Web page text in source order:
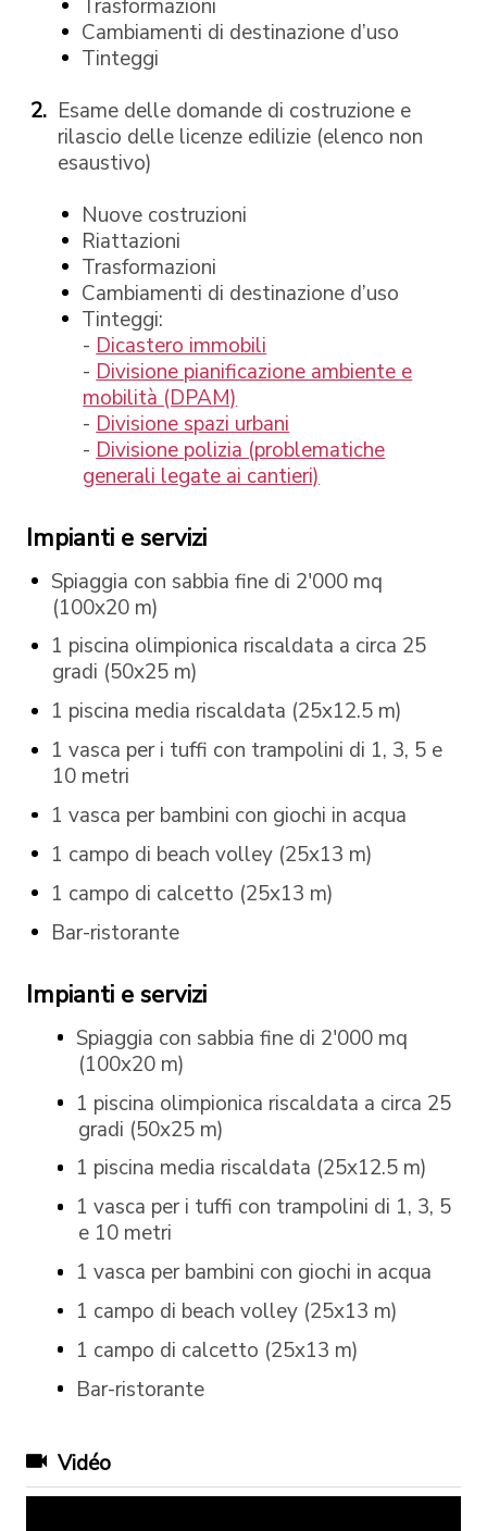
Trasformazioni
Cambiamenti di destinazione d’uso
Tinteggi
Esame delle domande di costruzione e
rilascio delle licenze edilizie (elenco non
esaustivo)
Nuove costruzioni
Riattazioni
Trasformazioni
Cambiamenti di destinazione d’uso
Tinteggi:
- Dicastero immobili
- Divisione pianificazione ambiente e
mobilità (DPAM)
- Divisione spazi urbani
- Divisione polizia (problematiche
generali legate ai cantieri)
Impianti e servizi
Spiaggia con sabbia fine di 2'000 mq
(100x20 m)
1 piscina olimpionica riscaldata a circa 25
gradi (50x25 m)
1 piscina media riscaldata (25x12.5 m)
1 vasca per i tuffi con trampolini di 1, 3, 5 e
10 metri
1 vasca per bambini con giochi in acqua
1 campo di beach volley (25x13 m)
1 campo di calcetto (25x13 m)
Bar-ristorante
Impianti e servizi
Spiaggia con sabbia fine di 2'000 mq
(100x20 m)
1 piscina olimpionica riscaldata a circa 25
gradi (50x25 m)
1 piscina media riscaldata (25x12.5 m)
1 vasca per i tuffi con trampolini di 1, 3, 5
e 10 metri
1 vasca per bambini con giochi in acqua
1 campo di beach volley (25x13 m)
1 campo di calcetto (25x13 m)
Bar-ristorante
Vidéo